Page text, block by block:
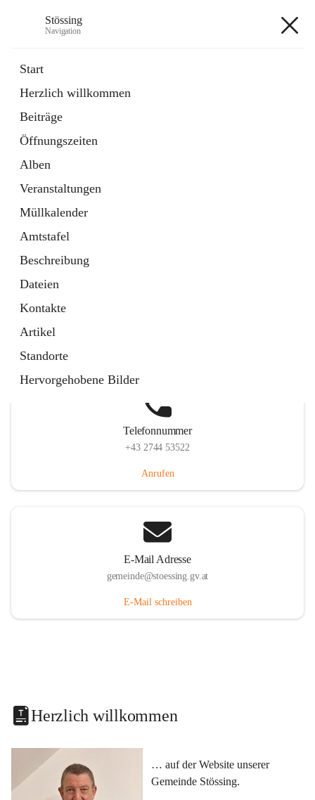
Stössing
Navigation
Start
Herzlich willkommen
Beiträge
Öffnungszeiten
Alben
Veranstaltungen
Müllkalender
Amtstafel
Beschreibung
Dateien
Kontakte
Artikel
Standorte
Hervorgehobene Bilder
Datei
in
Tab
Kindergarten
öffnet
in
neuem
Tab
Telefonnummer
+43 2744 53522
Anrufen
E-Mail Adresse
gemeinde@stoessing.gv.at
E-Mail schreiben
Herzlich willkommen
… auf der Website unserer
Gemeinde Stössing.